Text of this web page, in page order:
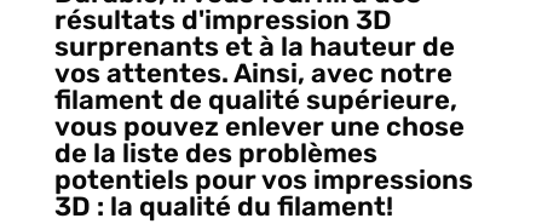
résultats d'impression 3D
surprenants et à la hauteur de
vos attentes. Ainsi, avec notre
filament de qualité supérieure,
vous pouvez enlever une chose
de la liste des problèmes
potentiels pour vos impressions
3D : la qualité du filament!